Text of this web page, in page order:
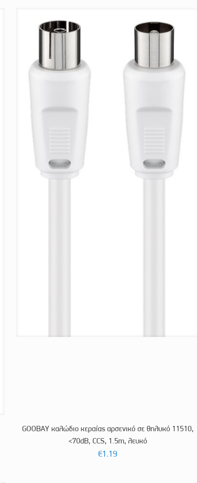
GOOBAY καλώδιο κεραίας αρσενικό σε θηλυκό 11510,
<70dB, CCS, 1.5m, λευκό
€1.19